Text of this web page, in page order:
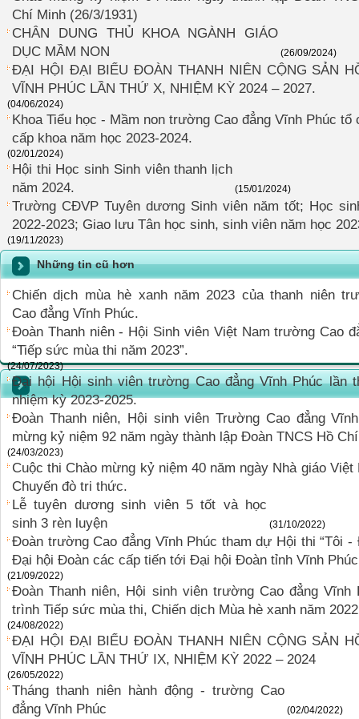
Chí Minh (26/3/1931)
CHÂN DUNG THỦ KHOA NGÀNH GIÁO
DỤC MẦM NON
(26/09/2024)
ĐẠI HỘI ĐẠI BIỂU ĐOÀN THANH NIÊN CỘNG SẢN
VĨNH PHÚC LẦN THỨ X, NHIỆM KỲ 2024 – 2027.
(04/06/2024)
Khoa Tiểu học - Mầm non trường Cao đẳng Vĩnh Phúc
cấp khoa năm học 2023-2024.
(02/01/2024)
Hội thi Học sinh Sinh viên thanh lịch
năm 2024.
(15/01/2024)
Trường CĐVP Tuyên dương Sinh viên năm tốt; Học
2022-2023; Giao lưu Tân học sinh, sinh viên năm học
(19/11/2023)
Những tin cũ hơn
Chiến dịch mùa hè xanh năm 2023 của thanh niên
Cao đẳng Vĩnh Phúc.
Đoàn Thanh niên - Hội Sinh viên Việt Nam trường Cao
“Tiếp sức mùa thi năm 2023”.
(24/07/2023)
Đại hội Hội sinh viên trường Cao đẳng Vĩnh Phúc lần
nhiệm kỳ 2023-2025.
Đoàn Thanh niên, Hội sinh viên Trường Cao đẳng
mừng kỷ niệm 92 năm ngày thành lập Đoàn TNCS Hồ
(24/03/2023)
Cuộc thi Chào mừng kỷ niệm 40 năm ngày Nhà giáo Việt
Chuyến đò tri thức.
Lễ tuyên dương sinh viên 5 tốt và học
sinh 3 rèn luyện
(31/10/2022)
Đoàn trường Cao đẳng Vĩnh Phúc tham dự Hội thi “Tôi
Đại hội Đoàn các cấp tiến tới Đại hội Đoàn tỉnh Vĩnh
(21/09/2022)
Đoàn Thanh niên, Hội sinh viên trường Cao đẳng
trình Tiếp sức mùa thi, Chiến dịch Mùa hè xanh năm
(24/08/2022)
ĐẠI HỘI ĐẠI BIỂU ĐOÀN THANH NIÊN CỘNG SẢN
VĨNH PHÚC LẦN THỨ IX, NHIỆM KỲ 2022 – 2024
(26/05/2022)
Tháng thanh niên hành động - trường Cao
đẳng Vĩnh Phúc
(02/04/2022)